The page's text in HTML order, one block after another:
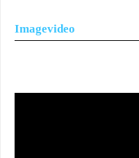
Imagevideo